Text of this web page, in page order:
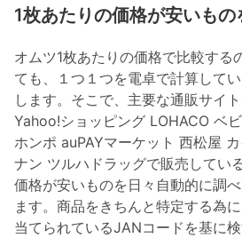
1枚あたりの価格が安いもの
オムツ1枚あたりの価格で比較する
ても、１つ１つを電卓で計算して
します。そこで、主要な通販サイ
Yahoo!ショッピング LOHACO ベ
ホンポ auPAYマーケット 西松屋
ナン ツルハドラッグで販売してい
価格が安いものを日々自動的に調
ます。商品をきちんと特定する為
当てられているJANコードを基に